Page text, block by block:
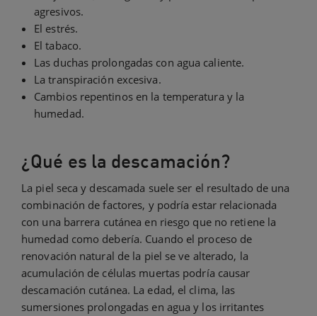
agresivos.
El estrés.
El tabaco.
Las duchas prolongadas con agua caliente.
La transpiración excesiva.
Cambios repentinos en la temperatura y la
humedad.
¿Qué es la descamación?
La piel seca y descamada suele ser el resultado de una
combinación de factores, y podría estar relacionada
con una barrera cutánea en riesgo que no retiene la
humedad como debería. Cuando el proceso de
renovación natural de la piel se ve alterado, la
acumulación de células muertas podría causar
descamación cutánea. La edad, el clima, las
sumersiones prolongadas en agua y los irritantes